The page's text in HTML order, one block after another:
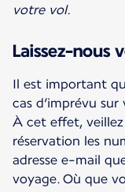
votre vol.
Laissez-nous
Il est important
cas d’imprévu
À cet effet,
réservation les
adresse e­-mail
voyage. Où que